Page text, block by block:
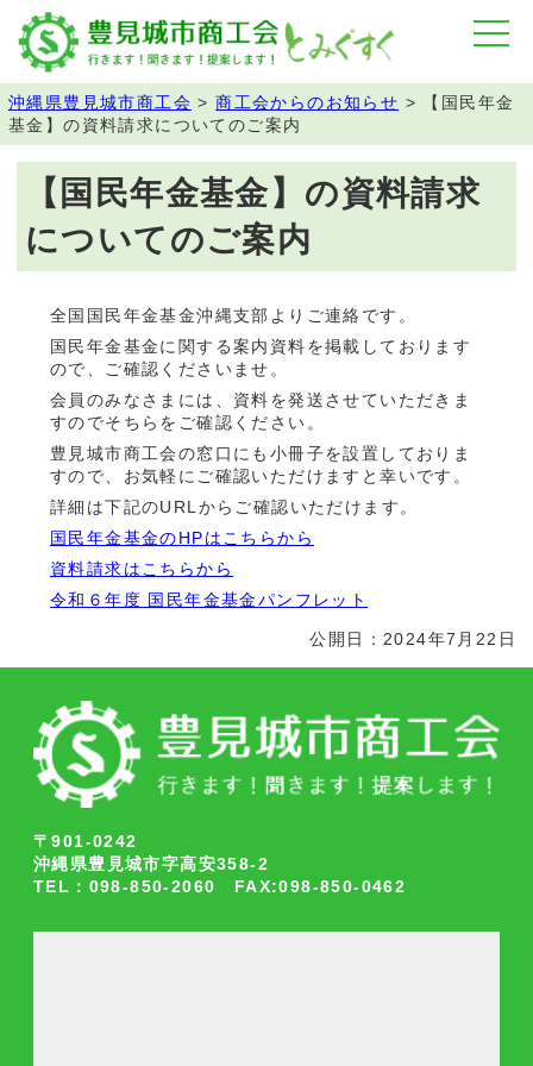
沖縄県豊見城市商工会 >商工会からのお知らせ >
【国民年金
基金】の資料請求についてのご案内
【国民年金基金】の資料請求
についてのご案内
全国国民年金基金沖縄支部よりご連絡です。
国民年金基金に関する案内資料を掲載しております
ので、ご確認くださいませ。
会員のみなさまには、資料を発送させていただきま
すのでそちらをご確認ください。
豊見城市商工会の窓口にも小冊子を設置しておりま
すので、お気軽にご確認いただけますと幸いです。
詳細は下記のURLからご確認いただけます。
国民年金基金のHPはこちらから
資料請求はこちらから
令和６年度 国民年金基金パンフレット
公開日：2024年7月22日
〒901-0242
沖縄県豊見城市字高安358-2
TEL：098-850-2060 FAX:098-850-0462